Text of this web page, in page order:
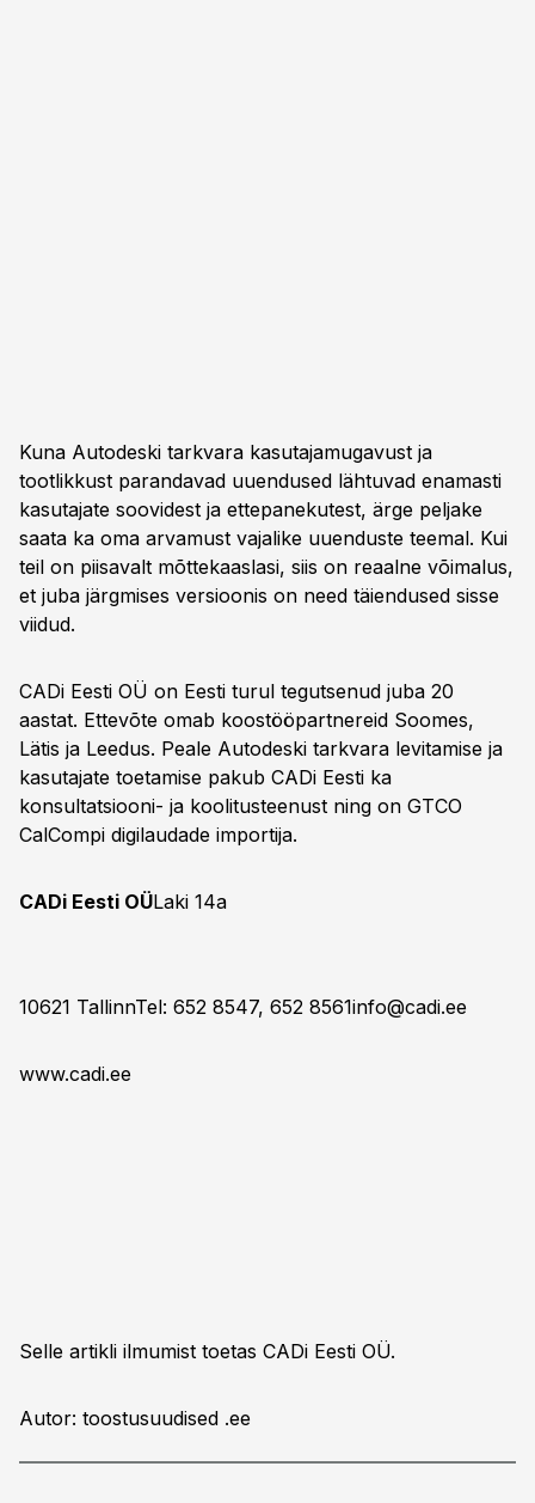
Kuna Autodeski tarkvara kasutajamugavust ja
tootlikkust parandavad uuendused lähtuvad enamasti
kasutajate soovidest ja ettepanekutest, ärge peljake
saata ka oma arvamust vajalike uuenduste teemal. Kui
teil on piisavalt mõttekaaslasi, siis on reaalne võimalus,
et juba järgmises versioonis on need täiendused sisse
viidud.
CADi Eesti OÜ on Eesti turul tegutsenud juba 20
aastat. Ettevõte omab koostööpartnereid Soomes,
Lätis ja Leedus. Peale Autodeski tarkvara levitamise ja
kasutajate toetamise pakub CADi Eesti ka
konsultatsiooni- ja koolitusteenust ning on GTCO
CalCompi digilaudade importija.
CADi Eesti OÜLaki 14a
10621 TallinnTel: 652 8547, 652 8561info@cadi.ee
www.cadi.ee
Selle artikli ilmumist toetas CADi Eesti OÜ.
Autor: toostusuudised .ee